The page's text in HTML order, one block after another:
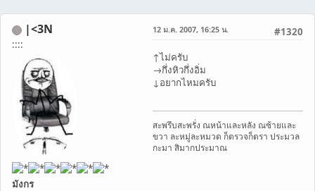
|<3N
::::
มังกร
#1320
12 ม.ค. 2007, 16:25 น.
↑ไม่ครับ
→กึ่งหิวกึ่งอิ่ม
↓อยากไหมครับ
สะพรึบสะพรั่ง ณหน้าและหลัง ณซ้ายและ
ขวา ละหมู่ละหมวด ก็ตรวจก็ตรา ประมวล
กะมา สิมากประมาณ